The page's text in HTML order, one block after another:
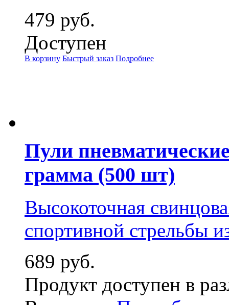
479 руб.
Доступен
В корзину Быстрый заказ Подробнее
Пули
грамма (500 шт)
Высокоточная
спортивной стрельбы
689 руб.
Продукт доступен в